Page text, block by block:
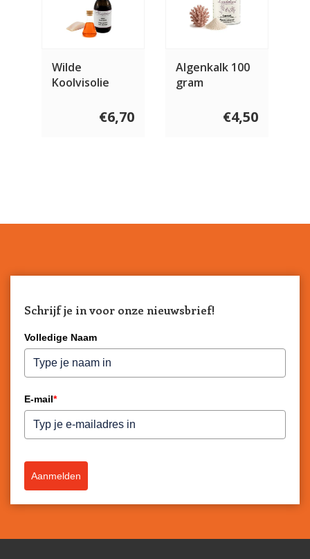
Wilde
Koolvisolie
€6,70
Algenkalk 100
gram
€4,50
Schrijf je in voor onze nieuwsbrief!
Volledige Naam
E-mail*
Aanmelden